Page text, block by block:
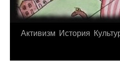
Активизм История